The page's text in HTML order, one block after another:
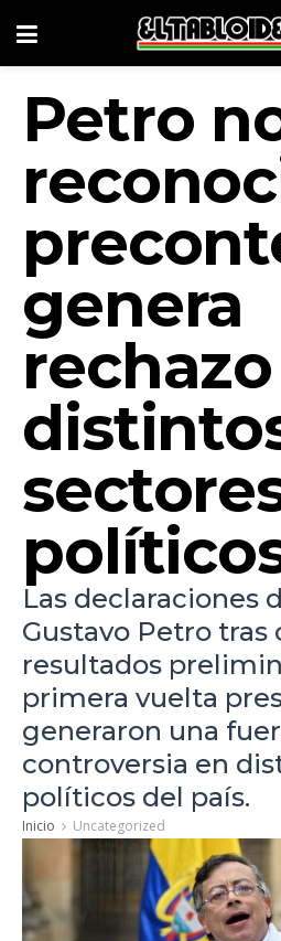
Petro
genera
Las declaraciones
Gustavo Petro tras
resultados
primera vuelta
generaron una
controversia en
políticos del país.
Inicio Uncategorized